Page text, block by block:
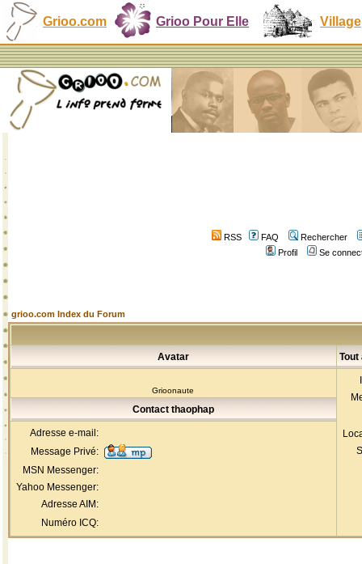
Grioo.com Grioo Pour Elle Village
RSS FAQ
Rechercher
Profil
Se
grioo.com Index du Forum
Avatar Tout
Grioonaute
Contact thaophap
Adresse e-mail:
Message Privé:
MSN Messenger:
Yahoo Messenger:
Adresse AIM:
Numéro ICQ: